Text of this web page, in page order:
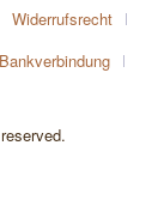
Widerrufsrecht
Bankverbindung